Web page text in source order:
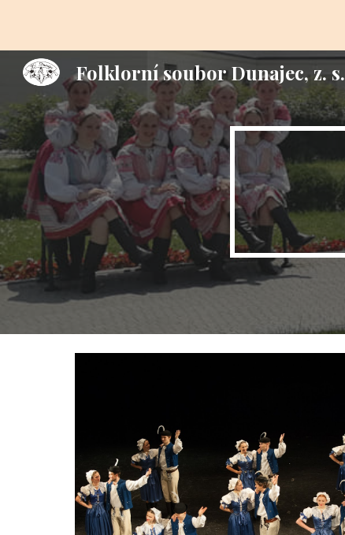
Folklorní soubor Dunajec, z. s.